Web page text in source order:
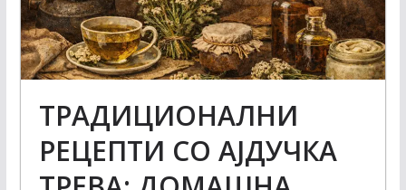
ТРАДИЦИОНАЛНИ
РЕЦЕПТИ СО АЈДУЧКА